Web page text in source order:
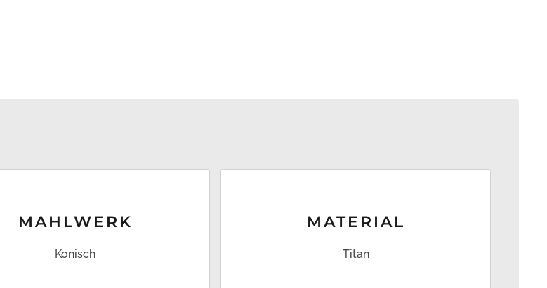
MAHL­WERK
Konisch
MATERIAL
Titan